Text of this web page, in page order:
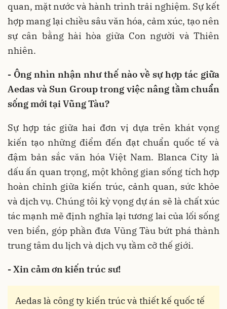
quan, mặt nước và hành trình trải nghiệm. Sự kết
hợp mang lại chiều sâu văn hóa, cảm xúc, tạo nên
sự cân bằng hài hòa giữa Con người và Thiên
nhiên.
- Ông nhìn nhận như thế nào về sự hợp tác giữa
Aedas và Sun Group trong việc nâng tầm chuẩn
sống mới tại Vũng Tàu?
Sự hợp tác giữa hai đơn vị dựa trên khát vọng
kiến tạo những điểm đến đạt chuẩn quốc tế và
đậm bản sắc văn hóa Việt Nam. Blanca City là
dấu ấn quan trọng, một không gian sống tích hợp
hoàn chỉnh giữa kiến trúc, cảnh quan, sức khỏe
và dịch vụ. Chúng tôi kỳ vọng dự án sẽ là chất xúc
tác mạnh mẽ định nghĩa lại tương lai của lối sống
ven biển, góp phần đưa Vũng Tàu bứt phá thành
trung tâm du lịch và dịch vụ tầm cỡ thế giới.
- Xin cảm ơn kiến trúc sư!
Aedas là công ty kiến trúc và thiết kế quốc tế